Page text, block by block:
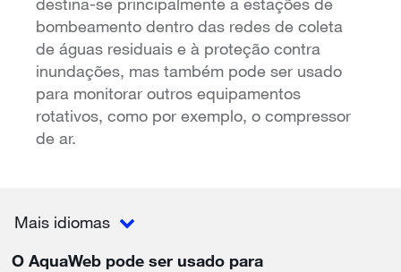
bombeamento dentro das redes de coleta
de águas residuais e à proteção contra
inundações, mas também pode ser usado
para monitorar outros equipamentos
rotativos, como por exemplo, o compressor
de ar.
Mais idiomas
O AquaWeb pode ser usado para